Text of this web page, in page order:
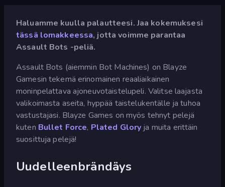
Haluamme kuulla palautteesi. Jaa kokemuksesi
tässä lomakkeessa, jotta voimme parantaa
Assault Bots -peliä.
Assault Bots (aiemmin Bot Machines) on Blayze
Gamesin tekemä erinomainen reaaliaikainen
moninpelattava ajoneuvotaistelupeli. Valitse laajasta
valikoimasta aseita, hyppää taistelukentälle ja tuhoa
vastustajasi. Blayze Games on myös tehnyt pelejä
kuten Bullet Force, Plated Glory ja muita erittäin
suosittuja pelejä!
Uudelleenbrändäys